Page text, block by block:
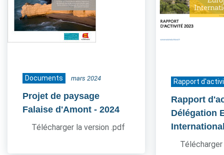
Documents mars 2024
Projet de paysage
Falaise d'Amont - 2024
Télécharger la version .pdf
Rapport
Rapport
Délégation